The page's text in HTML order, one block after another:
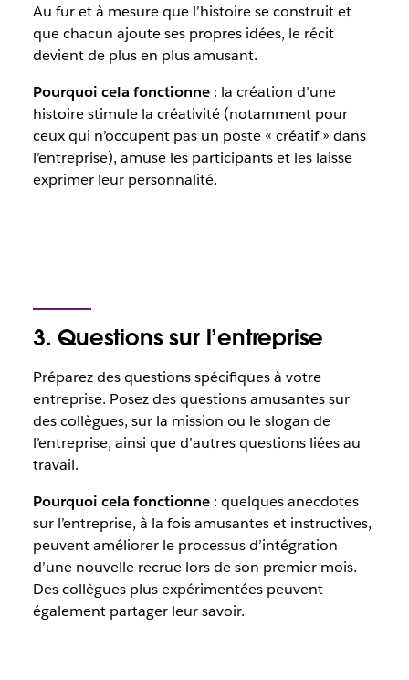
Au fur et à mesure que l’histoire se construit et
que chacun ajoute ses propres idées, le récit
devient de plus en plus amusant.
Pourquoi cela fonctionne: la création d’une
histoire stimule la créativité (notamment pour
ceux qui n’occupent pas un poste « créatif » dans
l’entreprise), amuse les participants et les laisse
exprimer leur personnalité.
3. Questions sur l’entreprise
Préparez des questions spécifiques à votre
entreprise. Posez des questions amusantes sur
des collègues, sur la mission ou le slogan de
l’entreprise, ainsi que d’autres questions liées au
travail.
Pourquoi cela fonctionne: quelques anecdotes
sur l’entreprise, à la fois amusantes et instructives,
peuvent améliorer le processus d’intégration
d’une nouvelle recrue lors de son premier mois.
Des collègues plus expérimentées peuvent
également partager leur savoir.